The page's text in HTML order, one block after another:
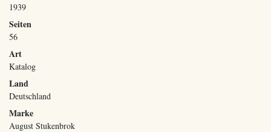
1939
Seiten
56
Art
Katalog
Land
Deutschland
Marke
August Stukenbrok